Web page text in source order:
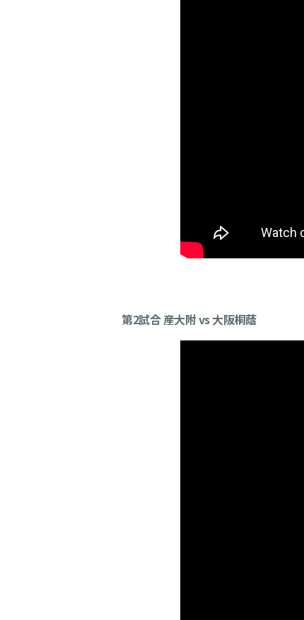
第2試合 産大附 vs 大阪桐蔭